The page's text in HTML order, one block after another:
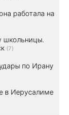
работала на
школьницы.
(7)
по Ирану
в Иерусалиме